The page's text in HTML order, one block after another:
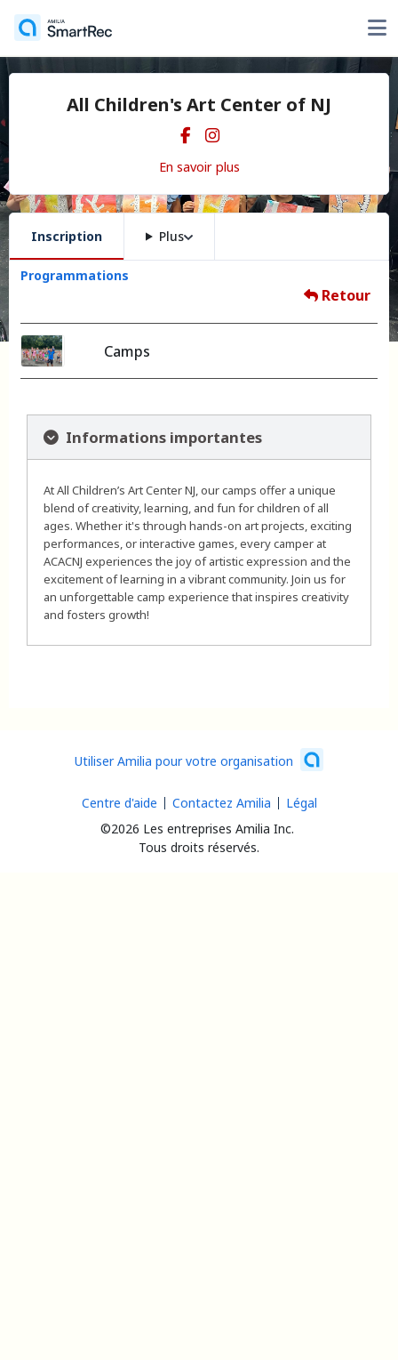
All Children's Art Center of NJ
En savoir plus
Inscription Plus
Programmations
Retour
Camps
Informations importantes
At All Children’s Art Center NJ, our camps offer a unique
blend of creativity, learning, and fun for children of all
ages. Whether it's through hands-on art projects, exciting
performances, or interactive games, every camper at
ACACNJ experiences the joy of artistic expression and the
excitement of learning in a vibrant community. Join us for
an unforgettable camp experience that inspires creativity
and fosters growth!
Utiliser Amilia pour votre organisation
©2026 Les entreprises Amilia Inc.
Tous droits réservés.
Centre d'aide Contactez Amilia Légal